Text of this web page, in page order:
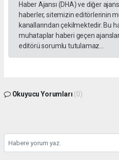
Haber Ajansı (DHA) ve diğer
haberler, sitemizin editörlerinin
kanallarından çekilmektedir. Bu
muhataplar haberi geçen
editörü sorumlu tutulamaz...
Okuyucu Yorumları (0)